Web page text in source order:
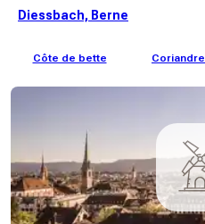
Diessbach, Berne
Côte de bette Coriandre